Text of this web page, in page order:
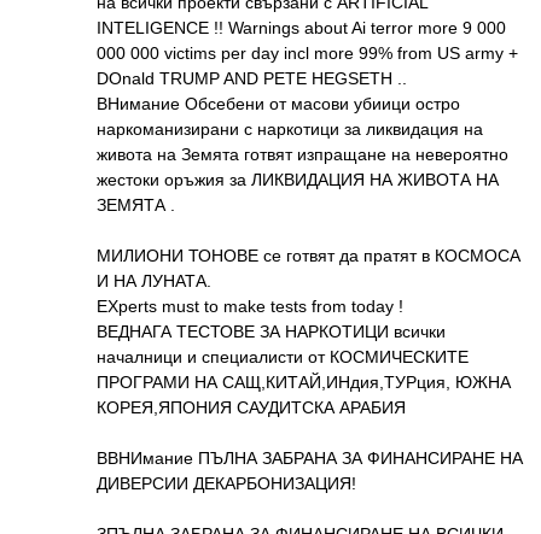
INTELIGENCE !! Warnings about Ai terror more 9 000
000 000 victims per day incl more 99% from US army +
DOnald TRUMP AND PETE HEGSETH ..
ВНимание Обсебени от масови убиици остро
наркоманизирани с наркотици за ликвидация на
живота на Земята готвят изпращане на невероятно
жестоки оръжия за ЛИКВИДАЦИЯ НА ЖИВОТА НА
ЗЕМЯТА .
МИЛИОНИ ТОНОВЕ се готвят да пратят в КОСМОСА
И НА ЛУНАТА.
EXperts must to make tests from today !
ВЕДНАГА ТЕСТОВЕ ЗА НАРКОТИЦИ всички
началници и специалисти от КОСМИЧЕСКИТЕ
ПРОГРАМИ НА САЩ,КИТАЙ,ИНдия,ТУРция, ЮЖНА
КОРЕЯ,ЯПОНИЯ САУДИТСКА АРАБИЯ
ВВНИмание ПЪЛНА ЗАБРАНА ЗА ФИНАНСИРАНЕ НА
ДИВЕРСИИ ДЕКАРБОНИЗАЦИЯ!